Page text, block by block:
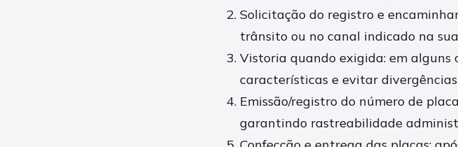
Solicitação do registro e
trânsito ou no canal indicado na
Vistoria quando exigida: em alguns
características e evitar divergências
Emissão/registro do número de
garantindo rastreabilidade